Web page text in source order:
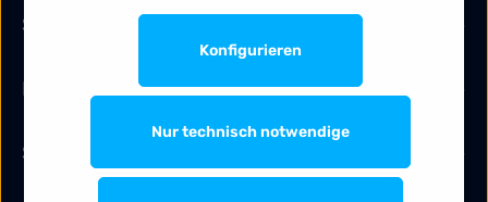
Service-Hotline
Information
Services
Nur technisch notwendige
Konfigurieren